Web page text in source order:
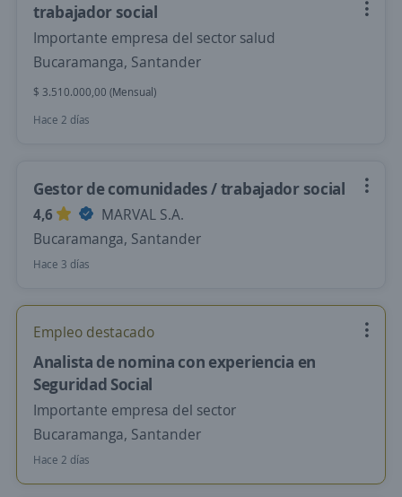
trabajador social
Importante empresa del sector salud
Bucaramanga, Santander
$ 3.510.000,00 (Mensual)
Hace 2 días
Gestor de comunidades / trabajador social
4,6
MARVAL S.A.
Bucaramanga, Santander
Hace 3 días
Empleo destacado
Analista de nomina con experiencia en
Seguridad Social
Importante empresa del sector
Bucaramanga, Santander
Hace 2 días